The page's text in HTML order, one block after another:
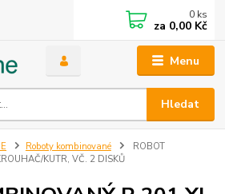
Menu
Hledat
0 ks
za 0,00 Kč
Roboty kombinované
ROBOT
KUTR, VČ. 2 DISKŮ